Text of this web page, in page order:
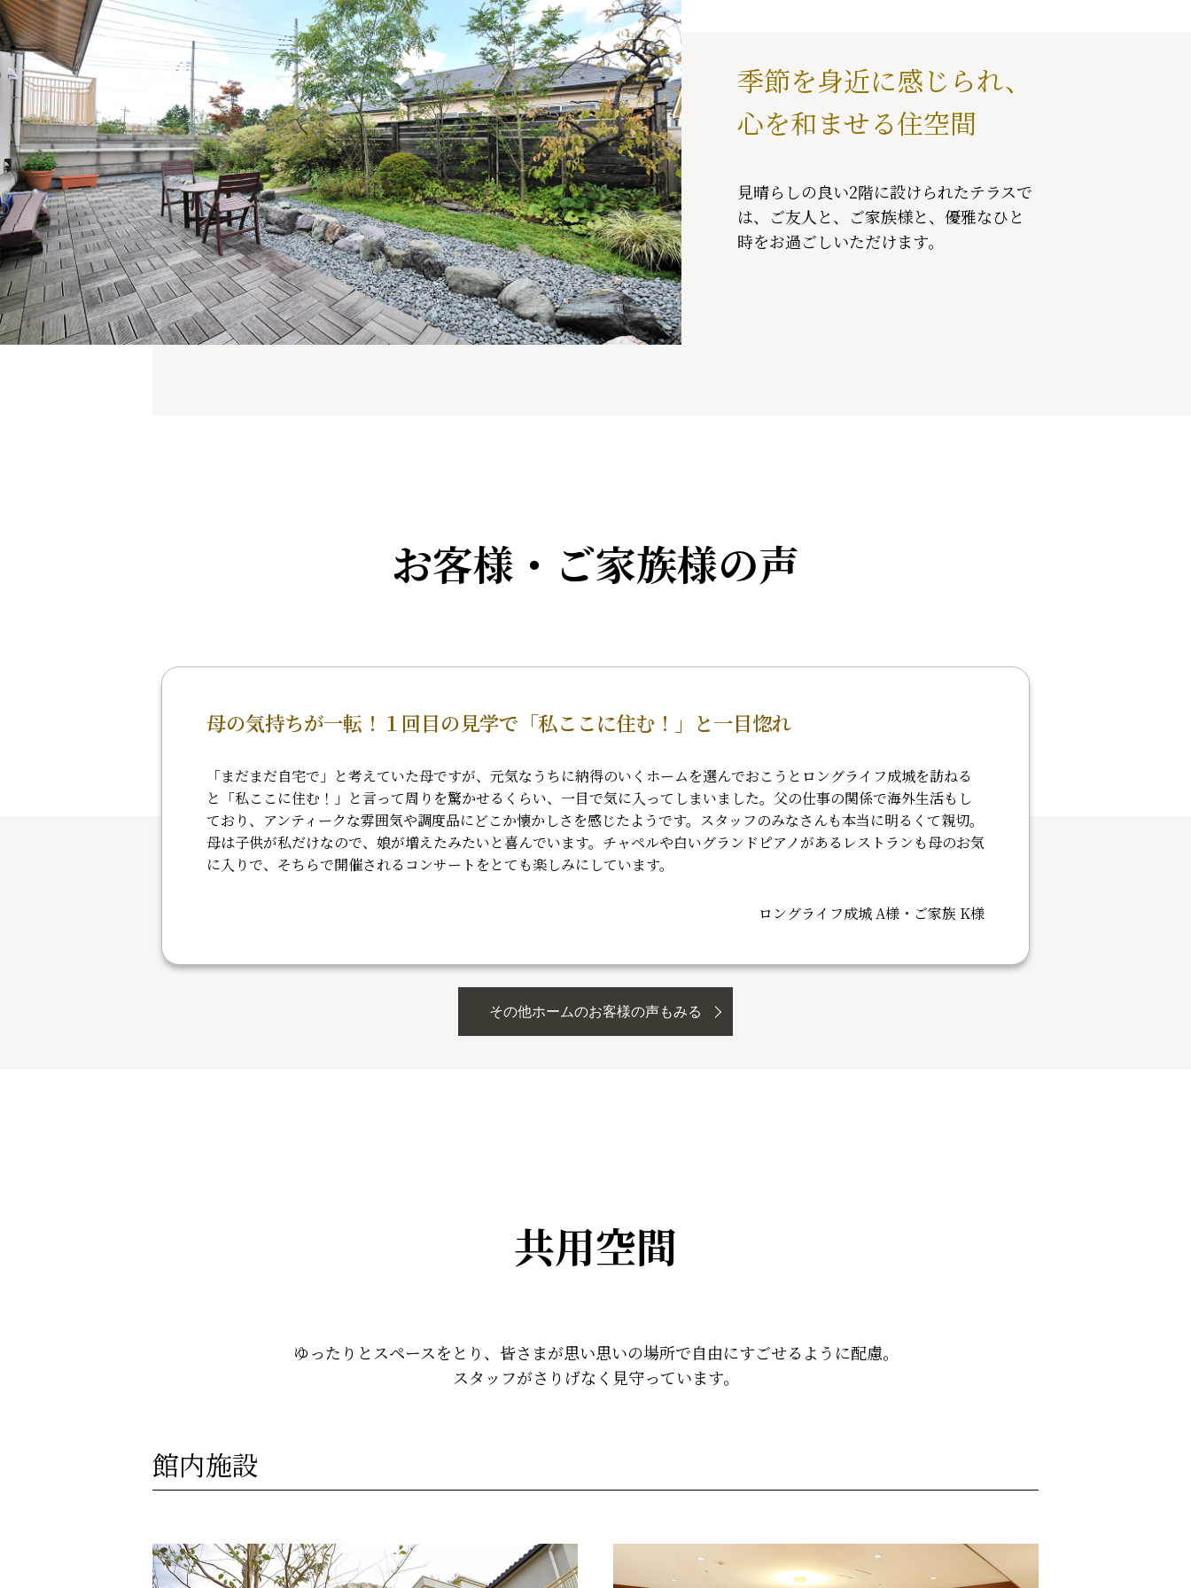
季節を身近に感じられ、
心を和ませる住空間
見晴らしの良い2階に設けられたテラスで
は、ご友人と、ご家族様と、優雅なひと
時をお過ごしいただけます。
お客様・ご家族様の声
母の気持ちが一転！１回目の見学で「私ここに住む！」と一目惚れ
「まだまだ自宅で」と考えていた母ですが、元気なうちに納得のいくホームを選んでおこうとロングライフ成城を訪ねる
と「私ここに住む！」と言って周りを驚かせるくらい、一目で気に入ってしまいました。父の仕事の関係で海外生活もし
ており、アンティークな雰囲気や調度品にどこか懐かしさを感じたようです。スタッフのみなさんも本当に明るくて親切。
母は子供が私だけなので、娘が増えたみたいと喜んでいます。チャペルや白いグランドピアノがあるレストランも母のお気
に入りで、そちらで開催されるコンサートをとても楽しみにしています。
ロングライフ成城 A様・ご家族 K様
その他ホームのお客様の声もみる
共用空間
ゆったりとスペースをとり、皆さまが思い思いの場所で自由にすごせるように配慮。
スタッフがさりげなく見守っています。
館内施設